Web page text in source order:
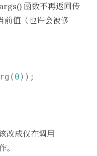
函数不再返回传
前值（也许会被修
0 ));
改成仅在调用
。